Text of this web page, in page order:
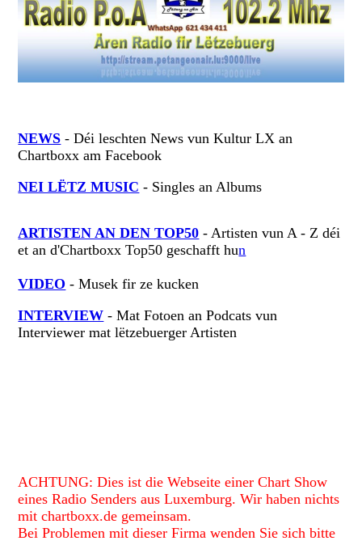
NEWS - Déi leschten News vun Kultur LX an
Chartboxx am Facebook
NEI LËTZ MUSIC - Singles an Albums
ARTISTEN AN DEN TOP50 - Artisten vun A - Z déi
et an d'Chartboxx Top50 geschafft hun
VIDEO - Musek fir ze kucken
INTERVIEW - Mat Fotoen an Podcats vun
Interviewer mat lëtzebuerger Artisten
ACHTUNG: Dies ist die Webseite einer Chart Show
eines Radio Senders aus Luxemburg.Wir haben nichts
mit chartboxx.de gemeinsam.
Bei Problemen mit dieser Firma wenden Sie sich bitte